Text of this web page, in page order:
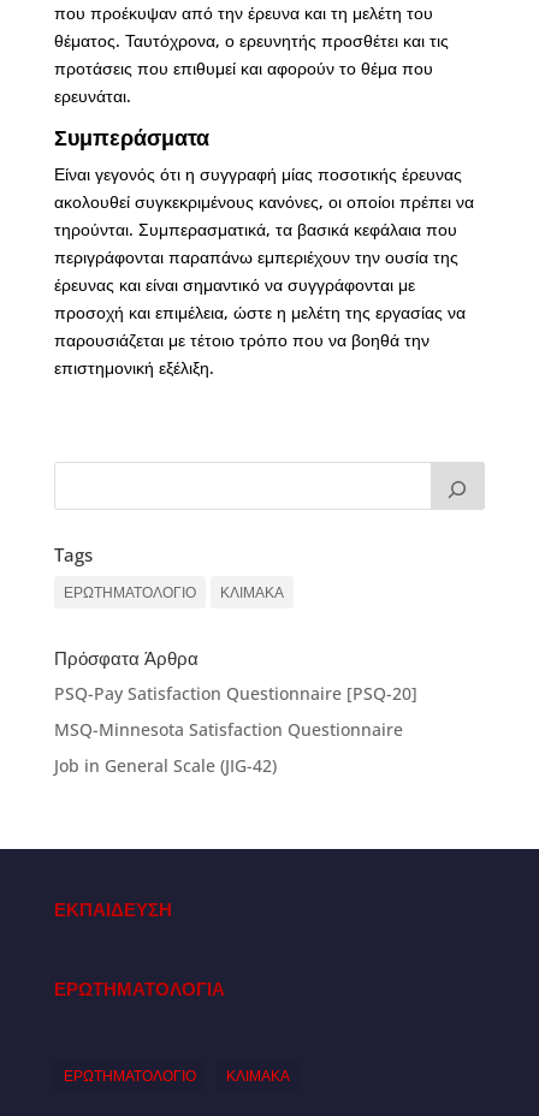
που προέκυψαν από την έρευνα και τη μελέτη του
θέματος. Ταυτόχρονα, ο ερευνητής προσθέτει και τις
προτάσεις που επιθυμεί και αφορούν το θέμα που
ερευνάται.
Συμπεράσματα
Είναι γεγονός ότι η συγγραφή μίας ποσοτικής έρευνας
ακολουθεί συγκεκριμένους κανόνες, οι οποίοι πρέπει να
τηρούνται. Συμπερασματικά, τα βασικά κεφάλαια που
περιγράφονται παραπάνω εμπεριέχουν την ουσία της
έρευνας και είναι σημαντικό να συγγράφονται με
προσοχή και επιμέλεια, ώστε η μελέτη της εργασίας να
παρουσιάζεται με τέτοιο τρόπο που να βοηθά την
επιστημονική εξέλιξη.
Tags
ΕΡΩΤΗΜΑΤΟΛΟΓΙΟ ΚΛΙΜΑΚΑ
Πρόσφατα Άρθρα
PSQ-Pay Satisfaction Questionnaire [PSQ-20]
MSQ-Minnesota Satisfaction Questionnaire
Job in General Scale (JIG-42)
ΕΚΠΑΙΔΕΥΣΗ
ΕΡΩΤΗΜΑΤΟΛΟΓΙΑ
ΕΡΩΤΗΜΑΤΟΛΟΓΙΟ ΚΛΙΜΑΚΑ